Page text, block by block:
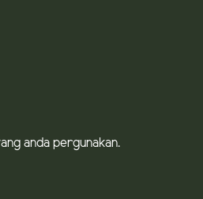
anda pergunakan.